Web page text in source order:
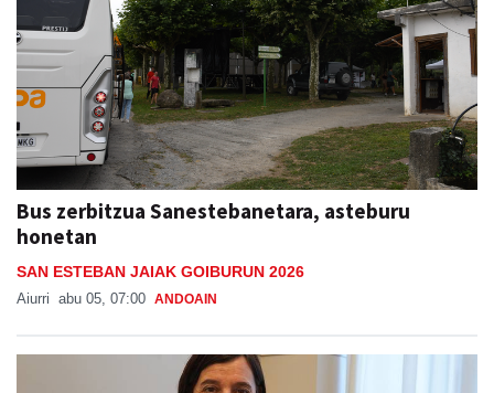
Bus zerbitzua Sanestebanetara, asteburu
honetan
SAN ESTEBAN JAIAK GOIBURUN 2026
Aiurri abu 05, 07:00 ANDOAIN